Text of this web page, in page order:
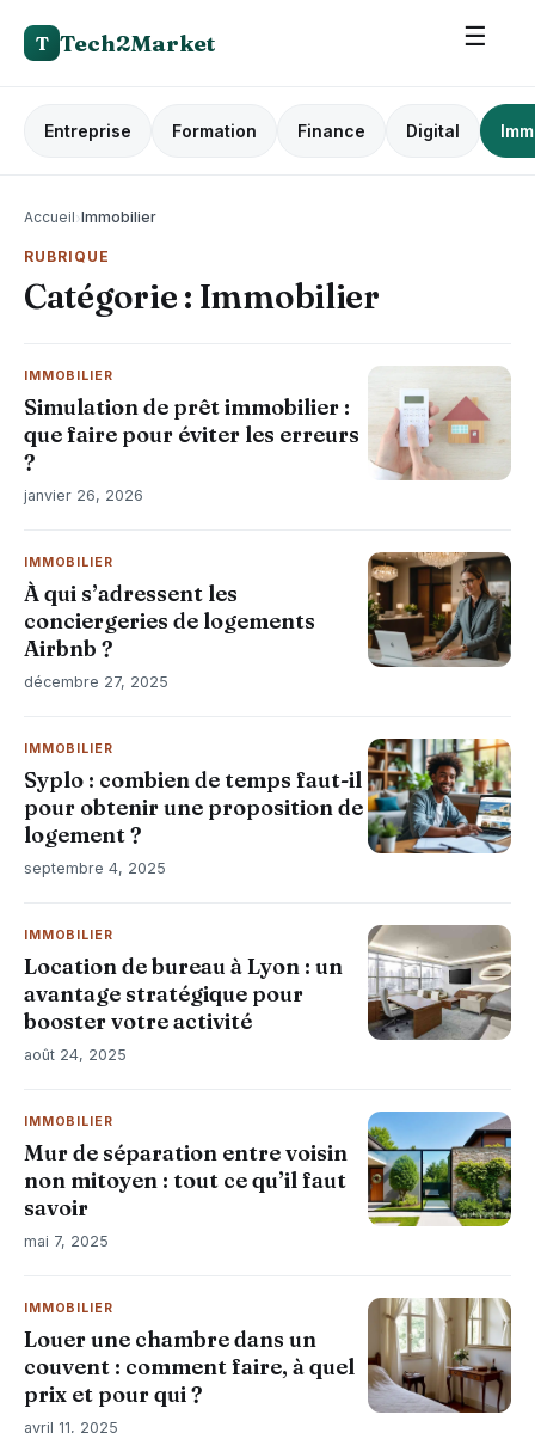
T Tech2Market ☰
Entreprise Formation Finance Digital
Accueil›Immobilier
RUBRIQUE
Catégorie : Immobilier
IMMOBILIER
Simulation de prêt immobilier :
que faire pour éviter les erreurs
?
janvier 26, 2026
IMMOBILIER
À qui s’adressent les
conciergeries de logements
Airbnb ?
décembre 27, 2025
IMMOBILIER
Syplo : combien de temps faut-il
pour obtenir une proposition de
logement ?
septembre 4, 2025
IMMOBILIER
Location de bureau à Lyon : un
avantage stratégique pour
booster votre activité
août 24, 2025
IMMOBILIER
Mur de séparation entre voisin
non mitoyen : tout ce qu’il faut
savoir
mai 7, 2025
IMMOBILIER
Louer une chambre dans un
couvent : comment faire, à quel
prix et pour qui ?
avril 11, 2025